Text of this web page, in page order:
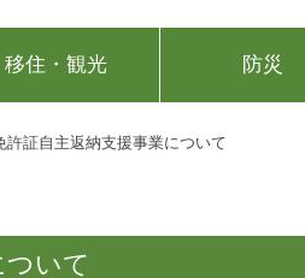
移住・観光 防災
許証自主返納支援事業について
ついて